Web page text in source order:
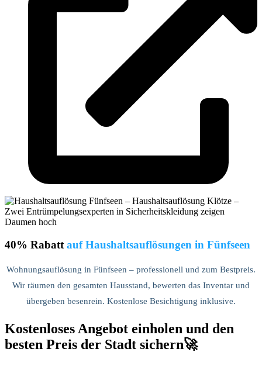
40% Rabatt auf Haushaltsauflösungen in Fünfseen
Wohnungsauflösung in Fünfseen – professionell und zum Bestpreis.
Wir räumen den gesamten Hausstand, bewerten das Inventar und
übergeben besenrein. Kostenlose Besichtigung inklusive.
Kostenloses Angebot einholen und den
besten Preis der Stadt sichern🚀